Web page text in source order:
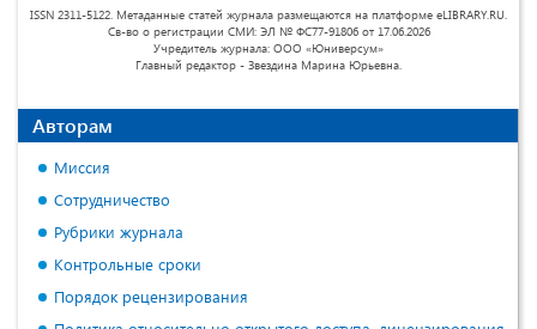
ISSN 2311-5122. Метаданные статей журнала размещаются на платформе eLIBRARY.RU.
Св-во о регистрации СМИ: ЭЛ № ФС77-91806 от 17.06.2026
Учредитель журнала: ООО «Юниверсум»
Главный редактор - Звездина Марина Юрьевна.
Авторам
Миссия
Сотрудничество
Рубрики журнала
Контрольные сроки
Порядок рецензирования